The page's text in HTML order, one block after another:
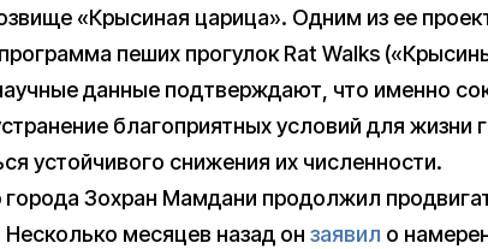
«Крысиная царица». Одним из ее
пеших прогулок Rat Walks
данные подтверждают, что именно
благоприятных условий для жизни
устойчивого снижения их численности.
Зохран Мамдани продолжил
месяцев назад он заявил о